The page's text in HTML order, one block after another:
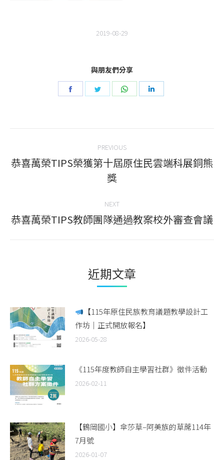
2019-08-29
與朋友們分享
Share
Share
Share
navigation
PREVIOUS
Previous
post:
恭喜萬榮TIPS榮獲第十屆原住民雲端科展銅熊
獎
NEXT
Next
恭喜萬榮TIPS教師團隊通過教案校外審查會議
近期文章
【115年原住民族教育議題教學設計工
作坊｜正式開放報名】
2026-05-28
《115年度教師自主學習社群》徵件活動
2026-02-11
【鶴岡國小】傘莎草–阿美族的草蓆114年
7月號
2026-01-07